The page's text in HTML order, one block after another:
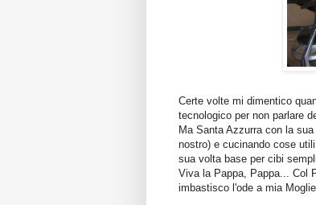
Certe volte mi dimentico
tecnologico per non parlare
Ma Santa Azzurra con la
nostro) e cucinando cose
sua volta base per cibi
Viva la Pappa, Pappa... Col
imbastisco l'ode a mia